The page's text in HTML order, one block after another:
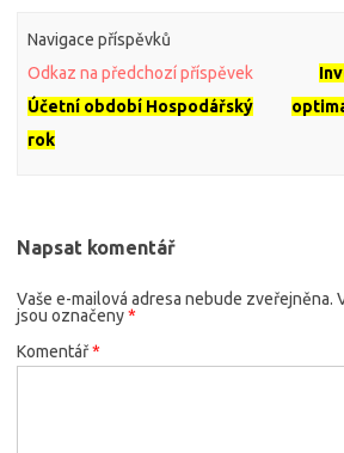
Navigace příspěvků
Odkaz na předchozí příspěvek
Účetní období Hospodářský
rok
Napsat komentář
Vaše e-mailová adresa nebude zveřejněna.
jsou označeny*
Komentář*